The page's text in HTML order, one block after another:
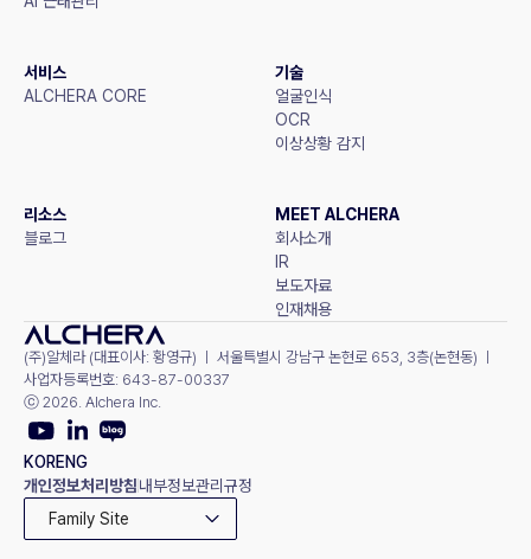
서비스
ALCHERA CORE
기술
얼굴인식
OCR
이상상황 감지
리소스
블로그
MEET ALCHERA
회사소개
IR
보도자료
인재채용
(주)알체라 (대표이사: 황영규) ㅣ 서울특별시 강남구 논현로 653, 3층(논현동) ㅣ
사업자등록번호: 643-87-00337
ⓒ 2026. Alchera Inc.
KORENG
개인정보처리방침내부정보관리규정
Family Site